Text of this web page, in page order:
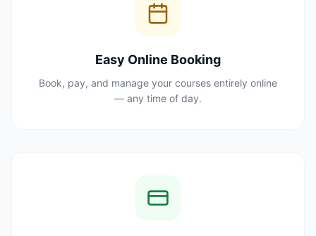
Easy Online Booking
Book, pay, and manage your courses entirely online
— any time of day.